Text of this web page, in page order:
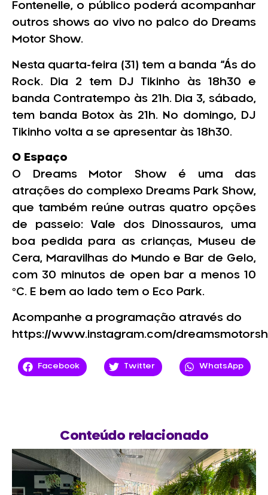
Fontenelle, o público poderá acompanhar
outros shows ao vivo no palco do Dreams
Motor Show.
Nesta quarta-feira (31) tem a banda “Ás do
Rock. Dia 2 tem DJ Tikinho às 18h30 e
banda Contratempo às 21h. Dia 3, sábado,
tem banda Botox às 21h. No domingo, DJ
Tikinho volta a se apresentar às 18h30.
O Espaço
O Dreams Motor Show é uma das
atrações do complexo Dreams Park Show,
que também reúne outras quatro opções
de passeio: Vale dos Dinossauros, uma
boa pedida para as crianças, Museu de
Cera, Maravilhas do Mundo e Bar de Gelo,
com 30 minutos de open bar a menos 10
ºC. E bem ao lado tem o Eco Park.
Acompanhe a programação através do
https://www.instagram.com/
Facebook Twitter WhatsApp
Conteúdo relacionado